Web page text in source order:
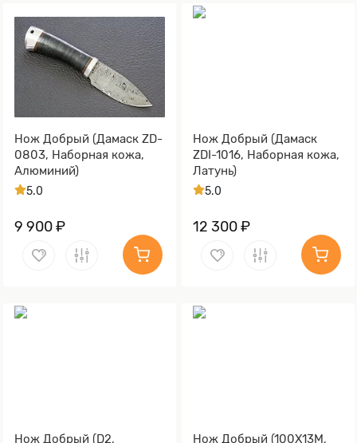
Нож Добрый (Дамаск ZD-
0803, Наборная кожа,
Алюминий)
5.0
9 900 ₽
Нож Добрый (Дамаск
ZDI-1016, Наборная кожа,
Латунь)
5.0
12 300 ₽
Нож Добрый (D2, Нож Добрый (100Х13М,